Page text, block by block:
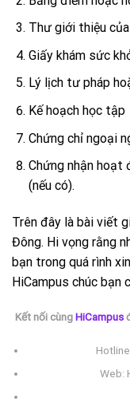
Thư giới thiệu
Giấy khám sức
Lý lịch tư pháp
Kế hoạch học tập
Chứng chỉ ngoại
Chứng nhận hoạt
(nếu có).
Trên đây là bài viết
Đông. Hi vọng rằng
bạn trong quá rình
HiCampus chúc bạn
Kết nối cùngHiCampus
Web: